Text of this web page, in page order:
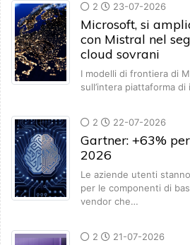
2 23-07-2026
Microsoft, si
con Mistral nel
cloud sovrani
I modelli di frontiera di
sull’intera piattaforma
2 22-07-2026
Gartner: +63%
2026
Le aziende utenti
per le componenti di
vendor che…
2 21-07-2026